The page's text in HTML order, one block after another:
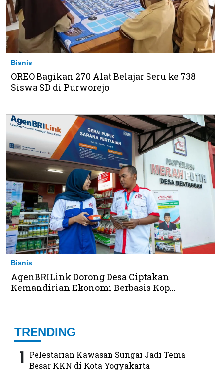
Bisnis
OREO Bagikan 270 Alat Belajar Seru ke 738
Siswa SD di Purworejo
Bisnis
AgenBRILink Dorong Desa Ciptakan
Kemandirian Ekonomi Berbasis Kop...
TRENDING
1 Pelestarian Kawasan Sungai Jadi Tema
Besar KKN di Kota Yogyakarta